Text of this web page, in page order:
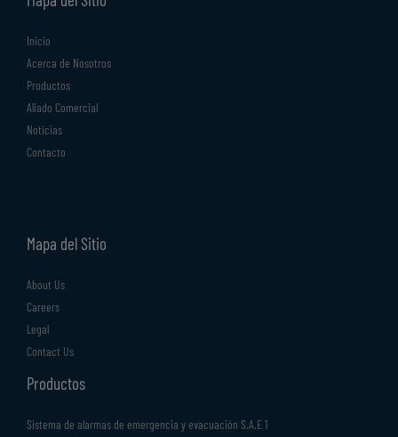
Inicio
Acerca de Nosotros
Productos
Aliado Comercial
Noticias
Contacto
Mapa del Sitio
About Us
Careers
Legal
Contact Us
Productos
Sistema de alarmas de emergencia y evacuación S.A.E 1